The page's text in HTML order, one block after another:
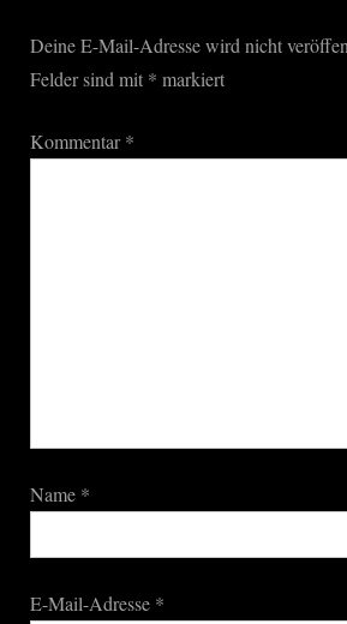
t
:
Deine E-Mail-Adresse wird nicht
Felder sind mit * markiert
Kommentar*
Name *
E-Mail-Adresse *